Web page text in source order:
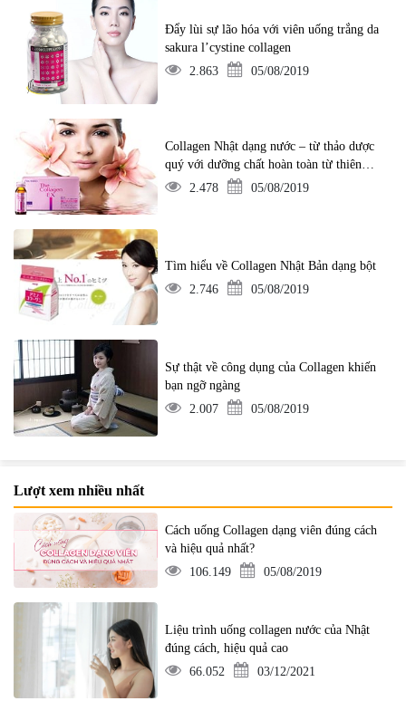
Đẩy lùi sự lão hóa với viên uống trắng da
sakura l’cystine collagen
2.863
05/08/2019
Collagen Nhật dạng nước – từ thảo dược
quý với dưỡng chất hoàn toàn từ thiên
nhiên2.478 05/08/2019
Tìm hiểu về Collagen Nhật Bản dạng bột
2.746
05/08/2019
Sự thật về công dụng của Collagen khiến
bạn ngỡ ngàng
2.007
05/08/2019
Lượt xem nhiều nhất
Cách uống Collagen dạng viên đúng cách
và hiệu quả nhất?
106.149
05/08/2019
Liệu trình uống collagen nước của Nhật
đúng cách, hiệu quả cao
66.052
03/12/2021